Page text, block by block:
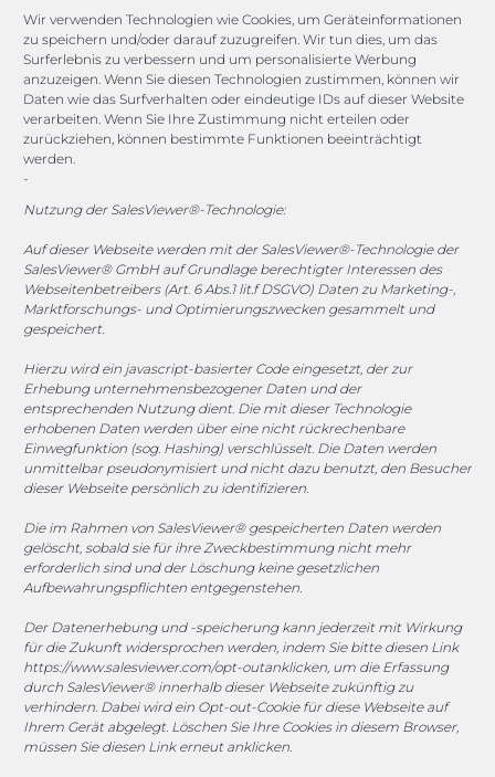
Wir verwenden Technologien wie Cookies, um Geräteinformationen
zu speichern und/oder darauf zuzugreifen. Wir tun dies, um das
Surferlebnis zu verbessern und um personalisierte Werbung
anzuzeigen. Wenn Sie diesen Technologien zustimmen, können wir
Daten wie das Surfverhalten oder eindeutige IDs auf dieser Website
verarbeiten. Wenn Sie Ihre Zustimmung nicht erteilen oder
zurückziehen, können bestimmte Funktionen beeinträchtigt
werden.
-
Nutzung der SalesViewer®-Technologie:
Auf dieser Webseite werden mit der SalesViewer®-Technologie der
SalesViewer® GmbH auf Grundlage berechtigter Interessen des
Webseitenbetreibers (Art. 6 Abs.1 lit.f DSGVO) Daten zu Marketing-,
Marktforschungs- und Optimierungszwecken gesammelt und
gespeichert.
Hierzu wird ein javascript-basierter Code eingesetzt, der zur
Erhebung unternehmensbezogener Daten und der
entsprechenden Nutzung dient. Die mit dieser Technologie
erhobenen Daten werden über eine nicht rückrechenbare
Einwegfunktion (sog. Hashing) verschlüsselt. Die Daten werden
unmittelbar pseudonymisiert und nicht dazu benutzt, den Besucher
dieser Webseite persönlich zu identifizieren.
Die im Rahmen von SalesViewer® gespeicherten Daten werden
gelöscht, sobald sie für ihre Zweckbestimmung nicht mehr
erforderlich sind und der Löschung keine gesetzlichen
Aufbewahrungspflichten entgegenstehen.
Der Datenerhebung und -speicherung kann jederzeit mit Wirkung
für die Zukunft widersprochen werden, indem Sie bitte diesen Link
https://www.salesviewer.com/opt-outanklicken, um die Erfassung
durch SalesViewer® innerhalb dieser Webseite zukünftig zu
verhindern. Dabei wird ein Opt-out-Cookie für diese Webseite auf
Ihrem Gerät abgelegt. Löschen Sie Ihre Cookies in diesem Browser,
müssen Sie diesen Link erneut anklicken.
Channels
vertrieb@megasoft.de
+49 2173 265 06 0
Mo. - Do. 08:00 - 17:00 Uhr
Fr. 08:00 - 15:00 Uhr
Sponsoring
1. FC Monheim
COOKIE-RICHTLINIE (EU)
© 2025 MEGASOFT® IT GmbH & Co. KG |
MEGASOFT® IT übernimmt keinerlei Gewähr für die
Aktualität, Richtigkeit und Vollständigkeit der
Haftungsansprüche gegen den Autor, welche sich auf
Schäden materieller oder ideeller Art beziehen, die durch
die Nutzung oder Nichtnutzung der dargebotenen
Informationen bzw. durch die Nutzung fehlerhafter und
unvollständiger Informationen verursacht wurden, sind
grundsätzlich ausgeschlossen, sofern seitens des Autors